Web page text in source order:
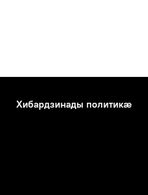
Хибардзинады политикæ